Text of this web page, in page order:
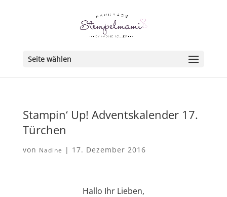
Seite wählen
Stampin‘ Up! Adventskalender 17.
Türchen
von Nadine | 17. Dezember 2016
Hallo Ihr Lieben,